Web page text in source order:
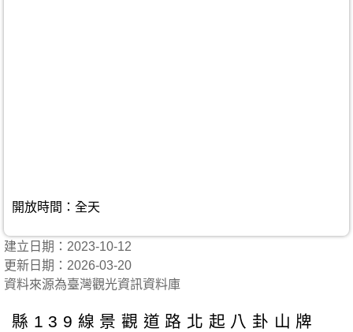
開放時間：全天
建立日期：2023-10-12
更新日期：2026-03-20
資料來源為臺灣觀光資訊資料庫
縣139線景觀道路北起八卦山牌